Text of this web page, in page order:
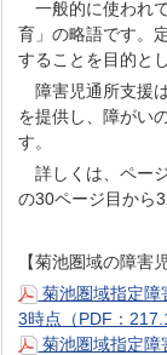
一般的に使われ
育」の略語です。
することを目的と
障害児通所支援
を提供し、障がい
す。
詳しくは、ペー
の30ページ目から
【菊池圏域の障害
菊池圏域指定障
3時点（PDF：
菊池圏域指定障